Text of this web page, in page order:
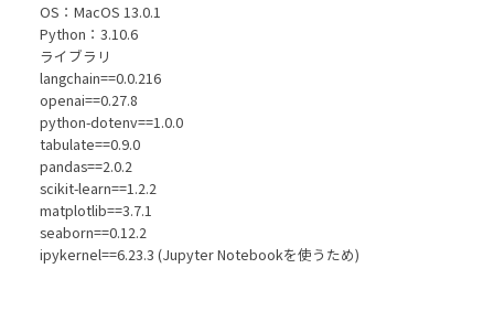
OS：MacOS 13.0.1
Python：3.10.6
ライブラリ
langchain==0.0.216
openai==0.27.8
python-dotenv==1.0.0
tabulate==0.9.0
pandas==2.0.2
scikit-learn==1.2.2
matplotlib==3.7.1
seaborn==0.12.2
ipykernel==6.23.3 (Jupyter Notebookを使うため)